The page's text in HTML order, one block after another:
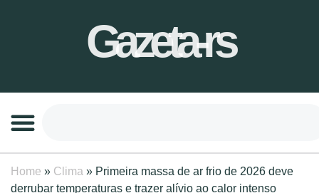
Gazeta-rs
Home » Clima » Primeira massa de ar frio de 2026 deve
derrubar temperaturas e trazer alívio ao calor intenso